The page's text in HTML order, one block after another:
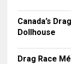
Canada’s
Dollhouse
Drag Race